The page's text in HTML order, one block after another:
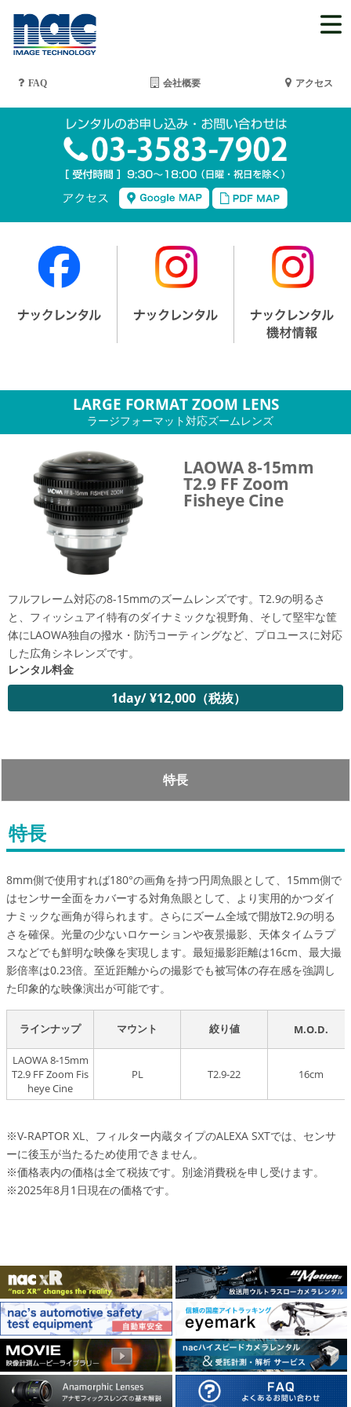
FAQ 会社概要 アクセス
LARGE FORMAT ZOOM LENS
ラージフォーマット対応ズームレンズ
LAOWA 8-15mm
T2.9 FF Zoom
Fisheye Cine
フルフレーム対応の8-15mmのズームレンズです。T2.9の明るさ
と、フィッシュアイ特有のダイナミックな視野角、そして堅牢な筐
体にLAOWA独自の撥水・防汚コーティングなど、プロユースに対応
した広角シネレンズです。
レンタル料金
1day/ ¥12,000（税抜）
特長
特長
8mm側で使用すれば180°の画角を持つ円周魚眼として、15mm側で
はセンサー全面をカバーする対角魚眼として、より実用的かつダイ
ナミックな画角が得られます。さらにズーム全域で開放T2.9の明る
さを確保。光量の少ないロケーションや夜景撮影、天体タイムラプ
スなどでも鮮明な映像を実現します。最短撮影距離は16cm、最大撮
影倍率は0.23倍。至近距離からの撮影でも被写体の存在感を強調し
た印象的な映像演出が可能です。
ラインナップ マウント 絞り値 M.O.D.
LAOWA 8-15mm
T2.9 FF Zoom Fis
heye Cine
PL T2.9-22 16cm
※V-RAPTOR XL、フィルター内蔵タイプのALEXA SXTでは、センサ
ーに後玉が当たるため使用できません。
※価格表内の価格は全て税抜です。別途消費税を申し受けます。
※2025年8月1日現在の価格です。